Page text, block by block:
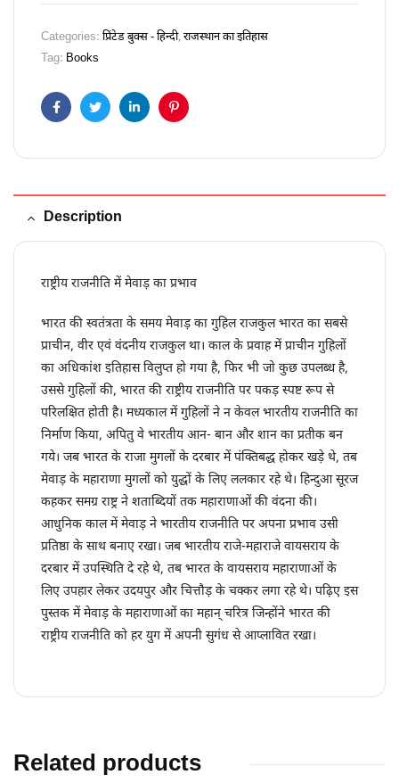
Categories: प्रिंटेड बुक्स - हिन्दी,राजस्थान का इतिहास
Tag: Books
FacebookTwitterLinkedinPinterest
Description
राष्ट्रीय राजनीति में मेवाड़ का प्रभाव
भारत की स्वतंत्रता के समय मेवाड़ का गुहिल राजकुल भारत का सबसे
प्राचीन, वीर एवं वंदनीय राजकुल था। काल के प्रवाह में प्राचीन गुहिलों
का अधिकांश इतिहास विलुप्त हो गया है, फिर भी जो कुछ उपलब्ध है,
उससे गुहिलों की, भारत की राष्ट्रीय राजनीति पर पकड़ स्पष्ट रूप से
परिलक्षित होती है। मध्यकाल में गुहिलों ने न केवल भारतीय राजनीति का
निर्माण किया, अपितु वे भारतीय आन- बान और शान का प्रतीक बन
गये। जब भारत के राजा मुगलों के दरबार में पंक्तिबद्ध होकर खड़े थे, तब
मेवाड़ के महाराणा मुगलों को युद्धों के लिए ललकार रहे थे। हिन्दुआ सूरज
कहकर समग्र राष्ट्र ने शताब्दियों तक महाराणाओं की वंदना की।
आधुनिक काल में मेवाड़ ने भारतीय राजनीति पर अपना प्रभाव उसी
प्रतिष्ठा के साथ बनाए रखा। जब भारतीय राजे-महाराजे वायसराय के
दरबार में उपस्थिति दे रहे थे, तब भारत के वायसराय महाराणाओं के
लिए उपहार लेकर उदयपुर और चित्तौड़ के चक्कर लगा रहे थे। पढ़िए इस
पुस्तक में मेवाड़ के महाराणाओं का महान् चरित्र जिन्होंने भारत की
राष्ट्रीय राजनीति को हर युग में अपनी सुगंध से आप्लावित रखा।
Related products